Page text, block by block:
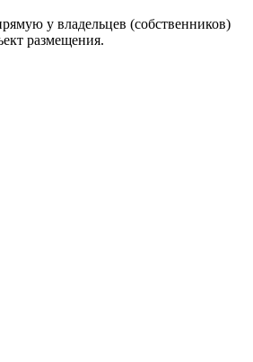
у владельцев (собственников)
размещения.